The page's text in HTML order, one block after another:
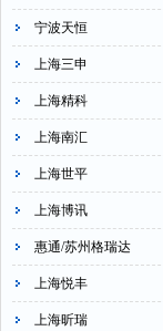
宁波天恒
上海三申
上海精科
上海南汇
上海世平
上海博讯
惠通/苏州格瑞达
上海悦丰
上海昕瑞